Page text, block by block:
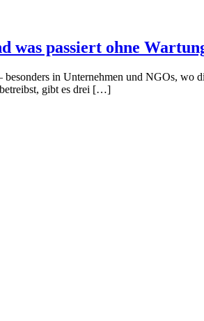
was passiert ohne
in Unternehmen und NGOs, wo
betreibst, gibt es drei […]